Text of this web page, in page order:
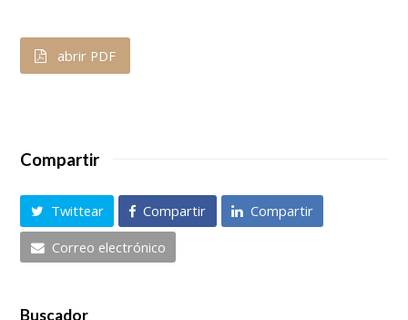
abrir PDF
Compartir
Twittear Compartir
Compartir
Correo electrónico
Buscador